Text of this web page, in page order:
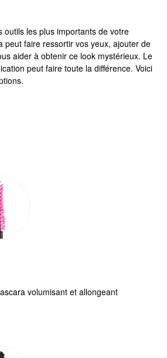
outils les plus importants de votre
peut faire ressortir vos yeux, ajouter de
aider à obtenir ce look mystérieux. Le
peut faire toute la différence. Voici
volumisant et allongeant